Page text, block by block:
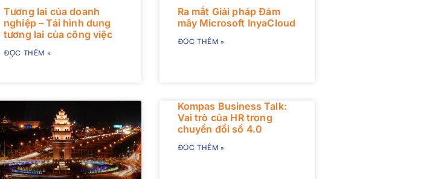
Tương lai của doanh
nghiệp – Tái hình dung
tương lai của công việc
ĐỌC THÊM »
Ra mắt Giải pháp Đám
mây Microsoft InyaCloud
ĐỌC THÊM »
Kompas Business Talk:
Vai trò của HR trong
chuyển đổi số 4.0
ĐỌC THÊM »